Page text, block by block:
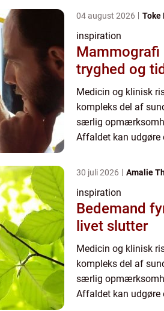
04 august 2026 Toke
inspiration
Mammografi
tryghed og
Medicin og klinisk
kompleks del af
særlig
Affaldet kan udgøre
30 juli 2026 Amalie
inspiration
Bedemand fyn tryg hjælp,
livet slutter
Medicin og klinisk
kompleks del af
særlig
Affaldet kan udgøre